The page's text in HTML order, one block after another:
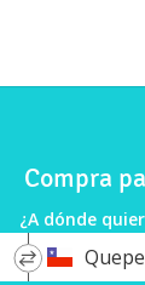
Compra
¿A dónde
*
DestinoQuepe